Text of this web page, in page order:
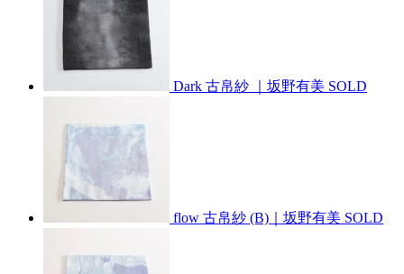
Dark 古帛紗 ｜坂野有美 SOLD
flow 古帛紗 (B)｜坂野有美 SOLD